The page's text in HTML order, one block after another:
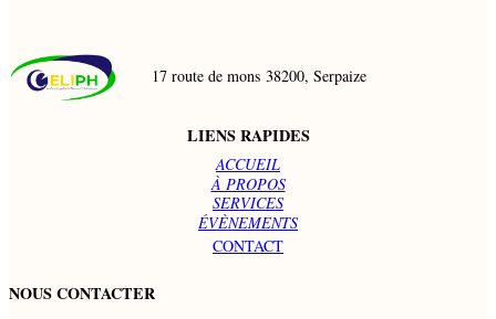
17 route de mons 38200, Serpaize
LIENS RAPIDES
ACCUEIL
À PROPOS
SERVICES
ÉVÈNEMENTS
CONTACT
NOUS CONTACTER